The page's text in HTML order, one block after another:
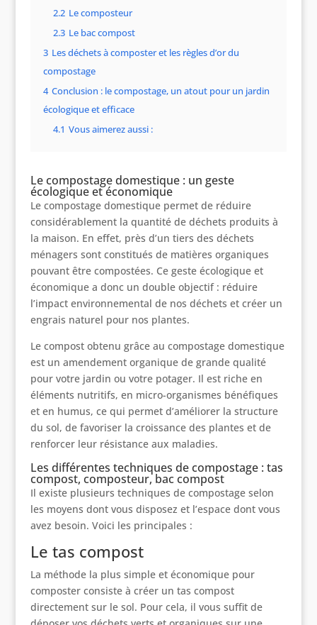
2.2 Le composteur
2.3 Le bac compost
3 Les déchets à composter et les règles d’or du
compostage
4 Conclusion : le compostage, un atout pour un jardin
écologique et efficace
4.1 Vous aimerez aussi :
Le compostage domestique : un geste
écologique et économique
Le compostage domestique permet de réduire
considérablement la quantité de déchets produits à
la maison. En effet, près d’un tiers des déchets
ménagers sont constitués de matières organiques
pouvant être compostées. Ce geste écologique et
économique a donc un double objectif : réduire
l’impact environnemental de nos déchets et créer un
engrais naturel pour nos plantes.
Le compost obtenu grâce au compostage domestique
est un amendement organique de grande qualité
pour votre jardin ou votre potager. Il est riche en
éléments nutritifs, en micro-organismes bénéfiques
et en humus, ce qui permet d’améliorer la structure
du sol, de favoriser la croissance des plantes et de
renforcer leur résistance aux maladies.
Les différentes techniques de compostage : tas
compost, composteur, bac compost
Il existe plusieurs techniques de compostage selon
les moyens dont vous disposez et l’espace dont vous
avez besoin. Voici les principales :
Le tas compost
La méthode la plus simple et économique pour
composter consiste à créer un tas compost
directement sur le sol. Pour cela, il vous suffit de